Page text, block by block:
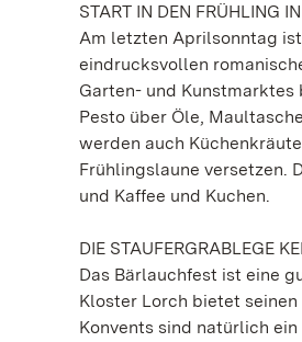
START IN DEN FRÜHLING
Am letzten Aprilsonntag
eindrucksvollen
Garten- und Kunstmarktes
Pesto über Öle,
werden auch
Frühlingslaune versetzen.
und Kaffee und Kuchen.
DIE STAUFERGRABLEGE
Das Bärlauchfest ist eine
Kloster Lorch bietet
Konvents sind natürlich